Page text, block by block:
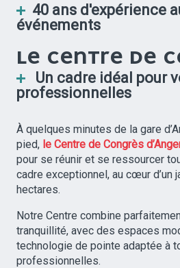
40 ans d'expérience
événements
LE CENTRE DE
Un cadre idéal pour
professionnelles
À quelques minutes de la gare
pied, le Centre de Congrès
pour se réunir et se ressourcer
cadre exceptionnel, au cœur d’un
hectares.
Notre Centre combine
tranquillité, avec des espaces
technologie de pointe adaptée à
professionnelles.